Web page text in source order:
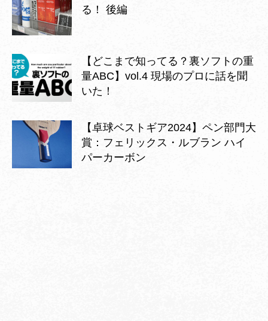
る！ 後編
【どこまで知ってる？裏ソフトの重
量ABC】vol.4 現場のプロに話を聞
いた！
【卓球ベストギア2024】ペン部門大
賞：フェリックス・ルブラン ハイ
パーカーボン